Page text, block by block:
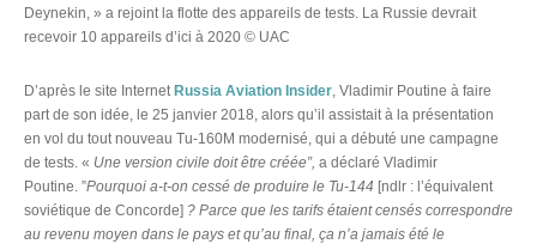
Deynekin, » a rejoint la flotte des appareils de tests. La Russie devrait
recevoir 10 appareils d’ici à 2020 © UAC
D’après le site Internet Russia Aviation Insider , Vladimir Poutine à faire
part de son idée, le 25 janvier 2018, alors qu’il assistait à la présentation
en vol du tout nouveau Tu-160M modernisé, qui a débuté une campagne
de tests. « Une version civile doit être créée”, a déclaré Vladimir
Poutine. ”Pourquoi a-t-on cessé de produire le Tu-144 [ndlr : l’équivalent
soviétique de Concorde] ? Parce que les tarifs étaient censés correspondre
au revenu moyen dans le pays et qu’au final, ça n’a jamais été le